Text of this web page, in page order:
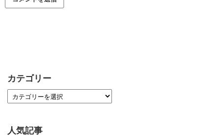
カテゴリー
人気記事